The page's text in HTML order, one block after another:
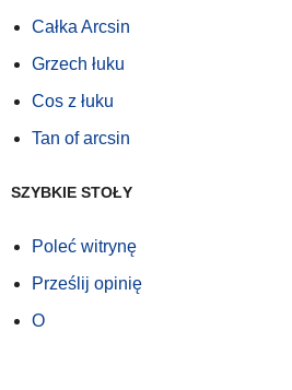
Całka Arcsin
Grzech łuku
Cos z łuku
Tan of arcsin
SZYBKIE STOŁY
Poleć witrynę
Prześlij opinię
O